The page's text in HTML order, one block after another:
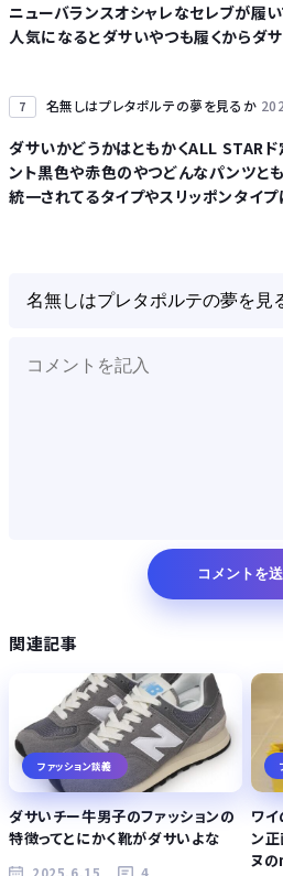
ニューバランスオシャレなセレブが履
人気になるとダサいやつも履くからダ
7 名無しはプレタポルテの夢を見るか
ダサいかどうかはともかくALL STAR
ント黒色や赤色のやつどんなパンツと
統一されてるタイプやスリッポンタイ
関連記事
ファッション談義
ダサいチー牛男子のファッションの
特徴ってとにかく靴がダサいよな
ワ
ン正
ヌ